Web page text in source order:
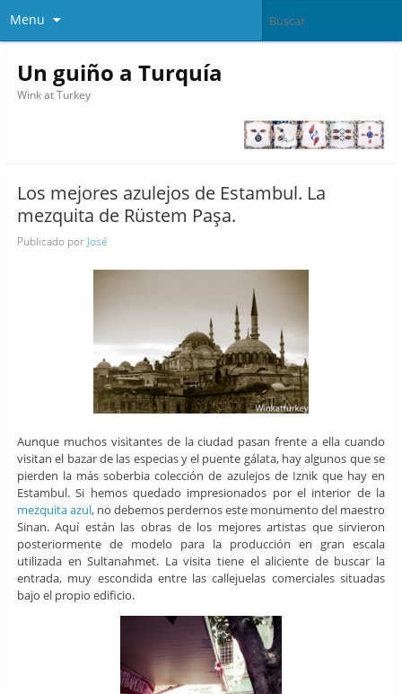
Menu
Un guiño a Turquía
Wink at Turkey
Los mejores azulejos de Estambul. La
mezquita de Rüstem Paşa.
Publicado por José
Aunque muchos visitantes de la ciudad pasan frente a ella cuando
visitan el bazar de las especias y el puente gálata, hay algunos que se
pierden la más soberbia colección de azulejos de Iznik que hay en
Estambul. Si hemos quedado impresionados por el interior de la
mezquita azul, no debemos perdernos este monumento del maestro
Sinan. Aquí están las obras de los mejores artistas que sirvieron
posteriormente de modelo para la producción en gran escala
utilizada en Sultanahmet. La visita tiene el aliciente de buscar la
entrada, muy escondida entre las callejuelas comerciales situadas
bajo el propio edificio.